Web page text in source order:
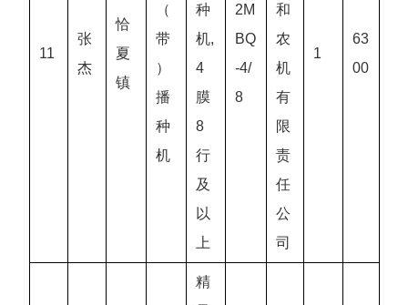
11
张
杰
恰
夏
镇
（
带
）
播
种
机
种
机,
4
膜
8
行
及
以
上
2M
BQ
-4/
8
和
农
机
有
限
责
任
公
司
1
63
00
精